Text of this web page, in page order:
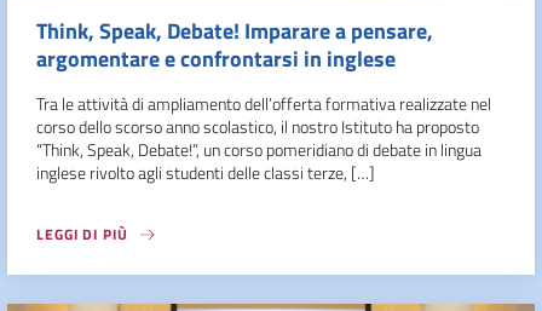
Think, Speak, Debate! Imparare a pensare,
argomentare e confrontarsi in inglese
Tra le attività di ampliamento dell’offerta formativa realizzate nel
corso dello scorso anno scolastico, il nostro Istituto ha proposto
“Think, Speak, Debate!”, un corso pomeridiano di debate in lingua
inglese rivolto agli studenti delle classi terze, […]
LEGGI DI PIÙ